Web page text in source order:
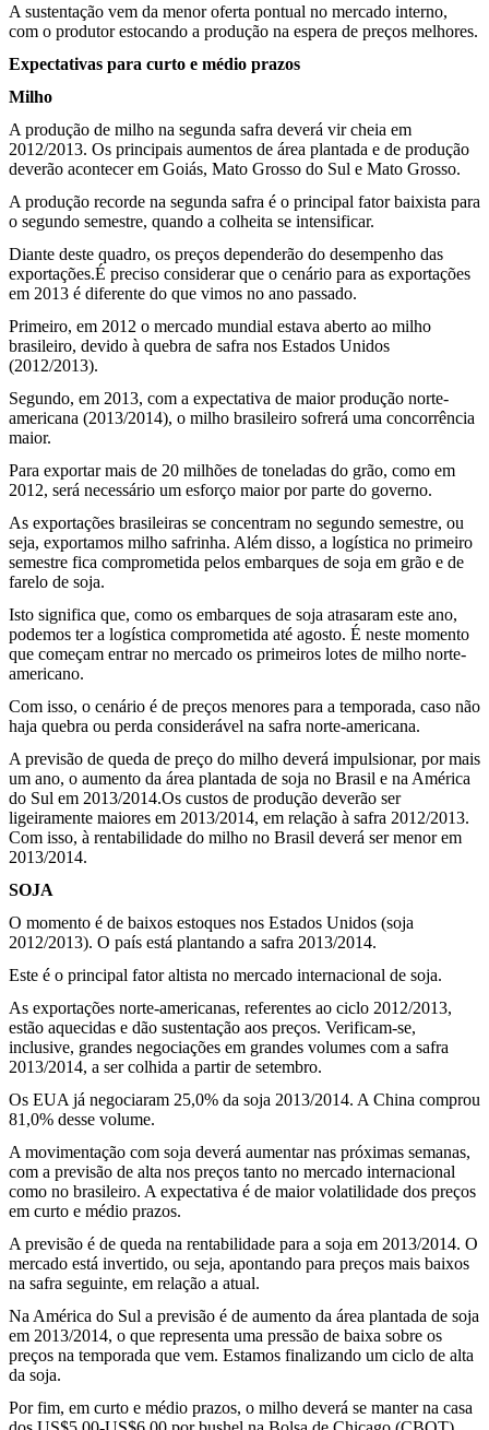
A sustentação vem da menor oferta pontual no mercado interno,
com o produtor estocando a produção na espera de preços melhores.
Expectativas para curto e médio prazos
Milho
A produção de milho na segunda safra deverá vir cheia em
2012/2013. Os principais aumentos de área plantada e de produção
deverão acontecer em Goiás, Mato Grosso do Sul e Mato Grosso.
A produção recorde na segunda safra é o principal fator baixista para
o segundo semestre, quando a colheita se intensificar.
Diante deste quadro, os preços dependerão do desempenho das
exportações.É preciso considerar que o cenário para as exportações
em 2013 é diferente do que vimos no ano passado.
Primeiro, em 2012 o mercado mundial estava aberto ao milho
brasileiro, devido à quebra de safra nos Estados Unidos
(2012/2013).
Segundo, em 2013, com a expectativa de maior produção norte-
americana (2013/2014), o milho brasileiro sofrerá uma concorrência
maior.
Para exportar mais de 20 milhões de toneladas do grão, como em
2012, será necessário um esforço maior por parte do governo.
As exportações brasileiras se concentram no segundo semestre, ou
seja, exportamos milho safrinha. Além disso, a logística no primeiro
semestre fica comprometida pelos embarques de soja em grão e de
farelo de soja.
Isto significa que, como os embarques de soja atrasaram este ano,
podemos ter a logística comprometida até agosto. É neste momento
que começam entrar no mercado os primeiros lotes de milho norte-
americano.
Com isso, o cenário é de preços menores para a temporada, caso não
haja quebra ou perda considerável na safra norte-americana.
A previsão de queda de preço do milho deverá impulsionar, por mais
um ano, o aumento da área plantada de soja no Brasil e na América
do Sul em 2013/2014.Os custos de produção deverão ser
ligeiramente maiores em 2013/2014, em relação à safra 2012/2013.
Com isso, à rentabilidade do milho no Brasil deverá ser menor em
2013/2014.
SOJA
O momento é de baixos estoques nos Estados Unidos (soja
2012/2013). O país está plantando a safra 2013/2014.
Este é o principal fator altista no mercado internacional de soja.
As exportações norte-americanas, referentes ao ciclo 2012/2013,
estão aquecidas e dão sustentação aos preços. Verificam-se,
inclusive, grandes negociações em grandes volumes com a safra
2013/2014, a ser colhida a partir de setembro.
Os EUA já negociaram 25,0% da soja 2013/2014. A China comprou
81,0% desse volume.
A movimentação com soja deverá aumentar nas próximas semanas,
com a previsão de alta nos preços tanto no mercado internacional
como no brasileiro. A expectativa é de maior volatilidade dos preços
em curto e médio prazos.
A previsão é de queda na rentabilidade para a soja em 2013/2014. O
mercado está invertido, ou seja, apontando para preços mais baixos
na safra seguinte, em relação a atual.
Na América do Sul a previsão é de aumento da área plantada de soja
em 2013/2014, o que representa uma pressão de baixa sobre os
preços na temporada que vem. Estamos finalizando um ciclo de alta
da soja.
Por fim, em curto e médio prazos, o milho deverá se manter na casa